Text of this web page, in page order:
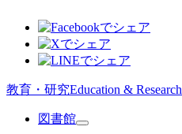
教育・研究Education & Research
図書館